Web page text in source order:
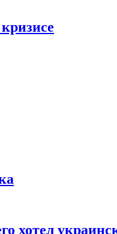
хотел